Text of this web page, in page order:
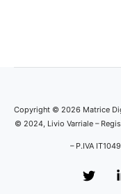
Copyright © 2026 Matrice
© 2024, Livio Varriale –
– P.IVA